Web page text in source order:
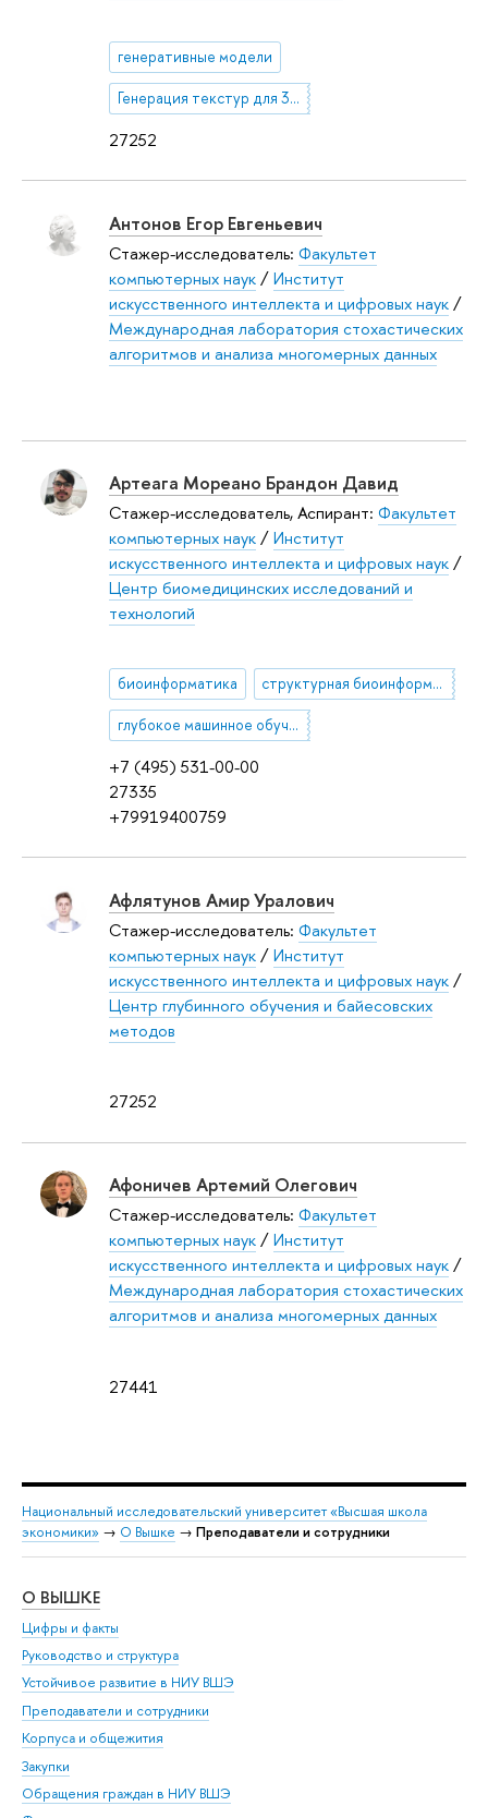
27252
генеративные модели
Генерация текстур для 3D-моделей
Антонов Егор Евгеньевич
Стажер-исследователь: Факультет
компьютерных наук/Институт
искусственного интеллекта и цифровых наук/
Международная лаборатория стохастических
алгоритмов и анализа многомерных данных
+7 (495) 531-00-00
27335
+79919400759
Артеага Мореано Брандон Давид
Стажер-исследователь, Аспирант: Факультет
компьютерных наук/Институт
искусственного интеллекта и цифровых наук/
Центр биомедицинских исследований и
технологий
биоинформатика структурная биоинформатика
глубокое машинное обучение
27252
Афлятунов Амир Уралович
Стажер-исследователь: Факультет
компьютерных наук/Институт
искусственного интеллекта и цифровых наук/
Центр глубинного обучения и байесовских
методов
27441
Афоничев Артемий Олегович
Стажер-исследователь: Факультет
компьютерных наук/Институт
искусственного интеллекта и цифровых наук/
Международная лаборатория стохастических
алгоритмов и анализа многомерных данных
Национальный исследовательский университет «Высшая школа
экономики» → О Вышке → Преподаватели и сотрудники
О ВЫШКЕ
Цифры и факты
Руководство и структура
Устойчивое развитие в НИУ ВШЭ
Преподаватели и сотрудники
Корпуса и общежития
Закупки
Обращения граждан в НИУ ВШЭ